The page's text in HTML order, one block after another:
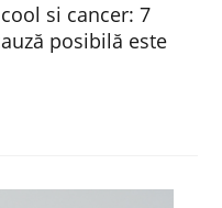
si cancer: 7
posibilă este